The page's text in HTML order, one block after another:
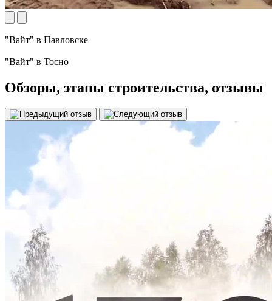
"Вайт" в Павловске
"Вайт" в Тосно
Обзоры, этапы строительства, отзывы